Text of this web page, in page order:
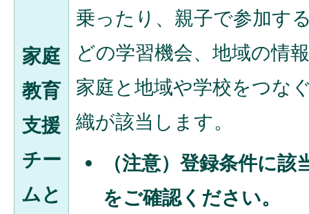
家庭
教育
支援
チー
ムと
乗ったり、親子で参加す
どの学習機会、地域の情
家庭と地域や学校をつな
織が該当します。
（注意）登録条件に
をご確認ください。